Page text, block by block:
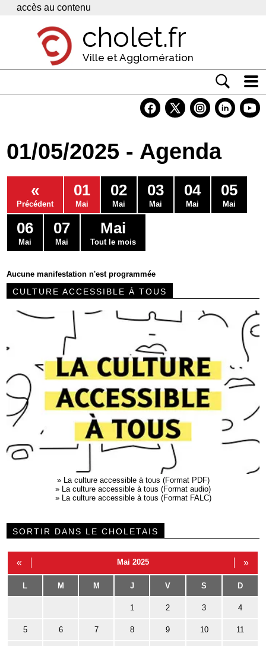
Panneau de gestion des cookies
accès au contenu
cholet.fr
Ville et Agglomération
Economie
Services
Contacts
01/05/2025 - Agenda
«
Précédent
01
Mai
02
Mai
03
Mai
04
Mai
05
Mai
06
Mai
07
Mai
Mai
Tout le mois
Aucune manifestation n'est programmée
CULTURE ACCESSIBLE À TOUS
»
La culture accessible à tous (Format PDF)
»
La culture accessible à tous (Format audio)
»
La culture accessible à tous (Format FALC)
SORTIR DANS LE CHOLETAIS
« Mai 2025 »
L M M J V S D
1 2 3 4
5 6 7 8 9 10 11